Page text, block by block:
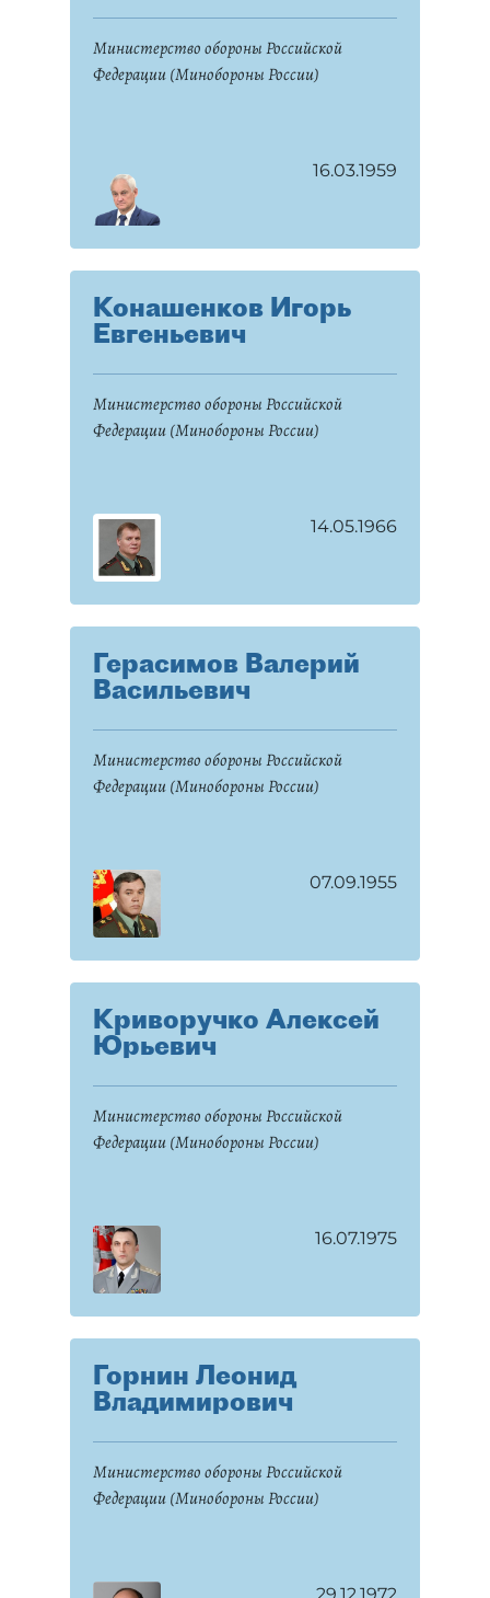
Министерство обороны Российской
Федерации (Минобороны России)
16.03.1959
Конашенков Игорь
Евгеньевич
Министерство обороны Российской
Федерации (Минобороны России)
14.05.1966
Герасимов Валерий
Васильевич
Министерство обороны Российской
Федерации (Минобороны России)
07.09.1955
Криворучко Алексей
Юрьевич
Министерство обороны Российской
Федерации (Минобороны России)
16.07.1975
Горнин Леонид
Владимирович
Министерство обороны Российской
Федерации (Минобороны России)